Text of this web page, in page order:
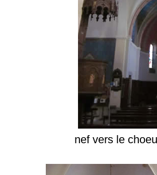
nef vers le